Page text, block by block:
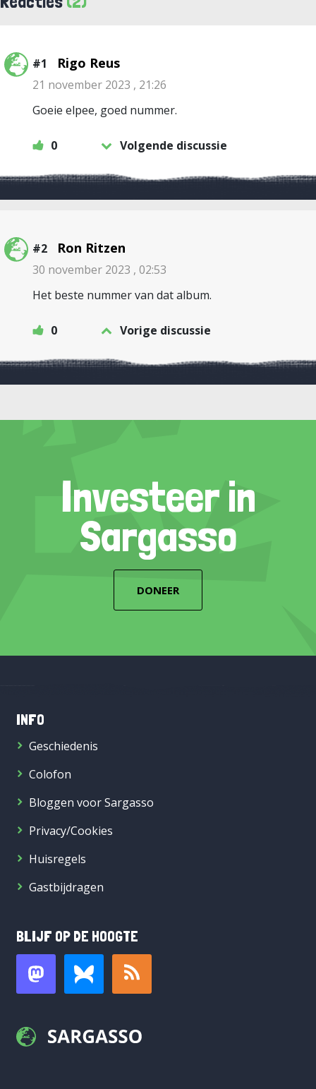
#1 Rigo Reus
21 november 2023 , 21:26
Goeie elpee, goed nummer.
0 Volgende discussie
#2 Ron Ritzen
30 november 2023 , 02:53
Het beste nummer van dat album.
0 Vorige discussie
Investeer in
Sargasso
DONEER
INFO
Geschiedenis
Colofon
Bloggen voor Sargasso
Privacy/Cookies
Huisregels
Gastbijdragen
BLIJF OP DE HOOGTE